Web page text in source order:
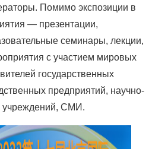
Помимо экспозиции в
— презентации,
семинары, лекции,
с участием мировых
государственных
предприятий, научно-
учреждений, СМИ.